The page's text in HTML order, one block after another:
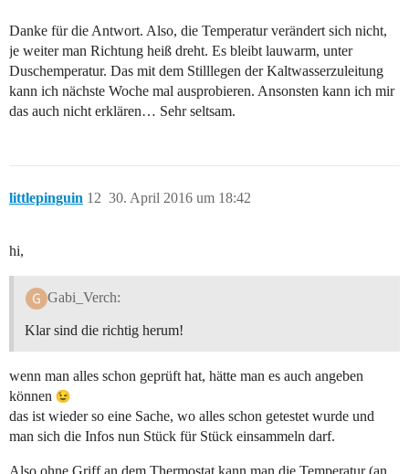
Danke für die Antwort. Also, die Temperatur verändert sich nicht,
je weiter man Richtung heiß dreht. Es bleibt lauwarm, unter
Duschemperatur. Das mit dem Stilllegen der Kaltwasserzuleitung
kann ich nächste Woche mal ausprobieren. Ansonsten kann ich mir
das auch nicht erklären… Sehr seltsam.
littlepinguin 30. April 2016 um 18:42
12
hi,
Gabi_Verch:
Klar sind die richtig herum!
wenn man alles schon geprüft hat, hätte man es auch angeben
können
das ist wieder so eine Sache, wo alles schon getestet wurde und
man sich die Infos nun Stück für Stück einsammeln darf.
Also ohne Griff an dem Thermostat kann man die Temperatur (an